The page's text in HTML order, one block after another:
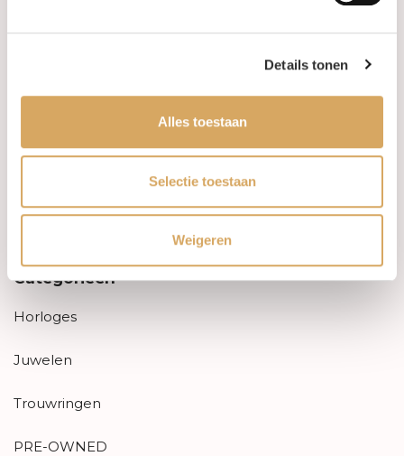
Details tonen
Alles toestaan
Selectie toestaan
Weigeren
Sitemap
Categorieën
Horloges
Juwelen
Trouwringen
PRE-OWNED